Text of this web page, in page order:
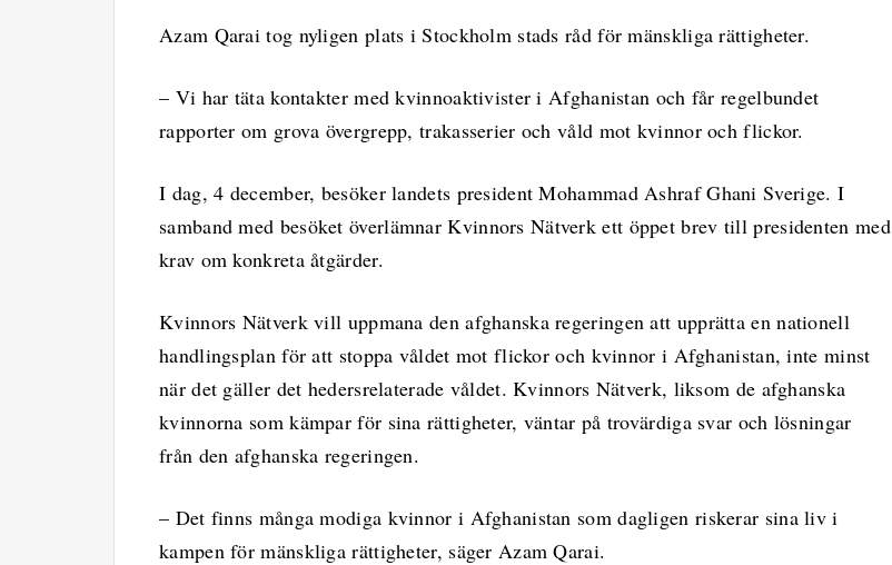
Azam Qarai tog nyligen plats i Stockholm stads råd för mänskliga rättigheter.
– Vi har täta kontakter med kvinnoaktivister i Afghanistan och får regelbundet
rapporter om grova övergrepp, trakasserier och våld mot kvinnor och flickor.
I dag, 4 december, besöker landets president Mohammad Ashraf Ghani Sverige. I
samband med besöket överlämnar Kvinnors Nätverk ett öppet brev till presidenten med
krav om konkreta åtgärder.
Kvinnors Nätverk vill uppmana den afghanska regeringen att upprätta en nationell
handlingsplan för att stoppa våldet mot flickor och kvinnor i Afghanistan, inte minst
när det gäller det hedersrelaterade våldet. Kvinnors Nätverk, liksom de afghanska
kvinnorna som kämpar för sina rättigheter, väntar på trovärdiga svar och lösningar
från den afghanska regeringen.
– Det finns många modiga kvinnor i Afghanistan som dagligen riskerar sina liv i
kampen för mänskliga rättigheter, säger Azam Qarai.